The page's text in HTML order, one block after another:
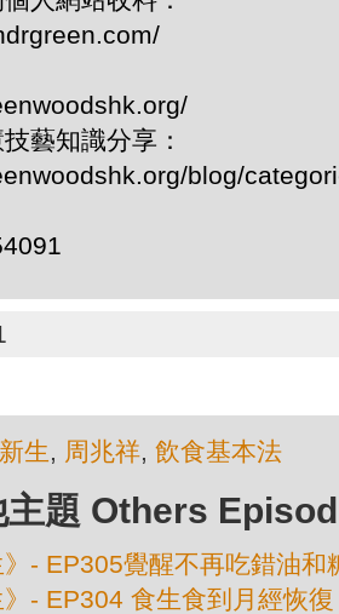
藝知識分享：
blog/
生, 周兆祥, 飲食基本法
主題 Others
》- EP305覺醒不再吃錯油和
》- EP304 食生食到月經恢復